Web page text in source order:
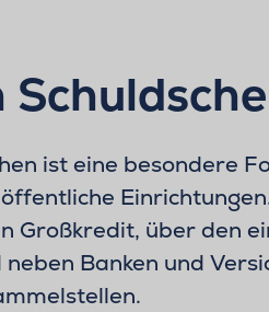
ist eine besondere
Großkredit, über den
Banken und